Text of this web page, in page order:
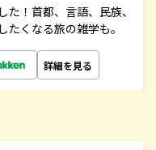
！首都、言語、民族、
くなる旅の雑学も。
詳細を見る